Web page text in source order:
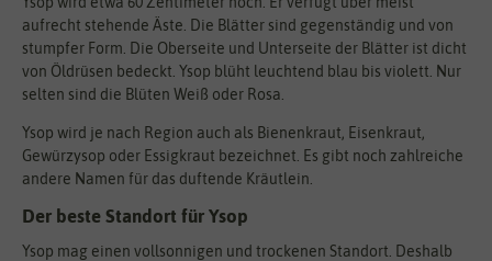
aufrecht stehende Äste. Die Blätter sind gegenständig und von
stumpfer Form. Die Oberseite und Unterseite der Blätter ist dicht
von Öldrüsen bedeckt. Ysop blüht leuchtend blau bis violett. Nur
selten sind die Blüten Weiß oder Rosa.
Ysop wird je nach Region auch als Bienenkraut, Eisenkraut,
Gewürzysop oder Essigkraut bezeichnet. Es gibt noch zahlreiche
andere Namen für das duftende Kräutlein.
Der beste Standort für Ysop
Ysop mag einen vollsonnigen und trockenen Standort. Deshalb